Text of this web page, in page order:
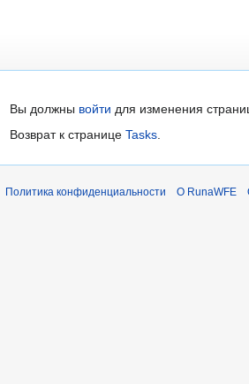
Перейти
к
Перейти
к
Вы должны войти для изменения
Возврат к странице Tasks.
Политика конфиденциальности О RunaWFE